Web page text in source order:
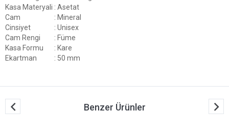
Kasa Materyali : Asetat
Cam
: Mineral
Cinsiyet
: Unisex
Cam Rengi
: Füme
Kasa Formu
: Kare
Ekartman
: 50 mm
Benzer Ürünler